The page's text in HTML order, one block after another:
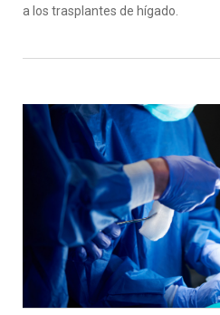
a los trasplantes de hígado.